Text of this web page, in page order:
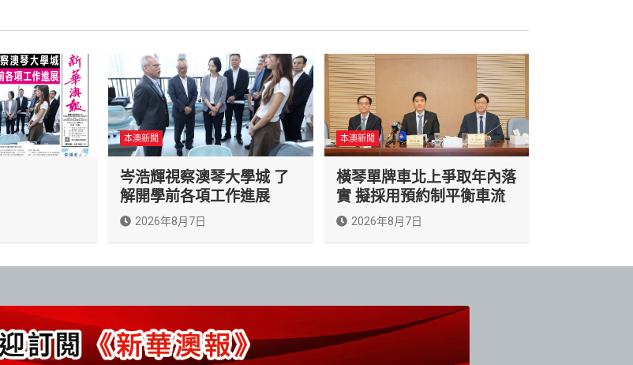
本澳新聞
岑浩輝視察澳琴大學城 了
解開學前各項工作進展
2026年8月7日
本澳新聞
橫琴單牌車北上爭取年內落
實 擬採用預約制平衡車流
2026年8月7日